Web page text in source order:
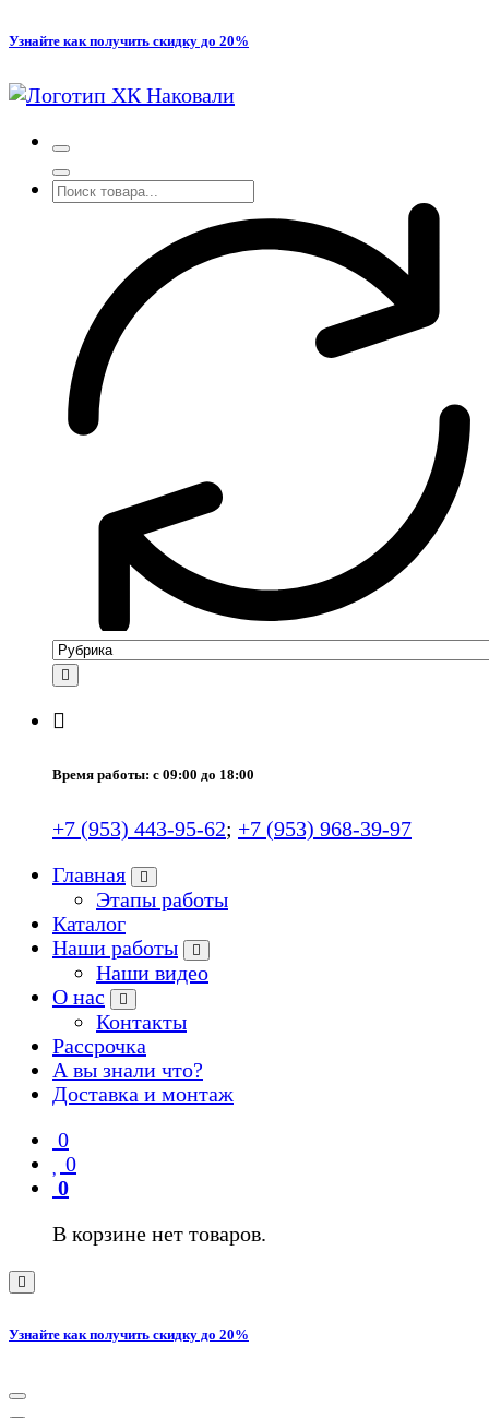
Перейти
содержимому
Узнайте как получить скидку до 20%
Время работы: с 09:00 до 18:00
+7 (953) 443-95-62; +7 (953) 968-39-97
Главная
Этапы работы
Каталог
Наши работы
Наши видео
О нас
Контакты
Рассрочка
А вы знали что?
Доставка и монтаж
0
0
0
В корзине нет товаров.
Узнайте как получить скидку до 20%